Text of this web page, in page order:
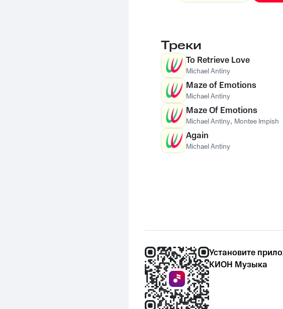
Треки
To Retrieve Love
Michael Antiny
Maze of Emotions
Michael Antiny
Maze Of Emotions
Michael Antiny, Montee Impish
Again
Michael Antiny
Установите
КИОН Музыка